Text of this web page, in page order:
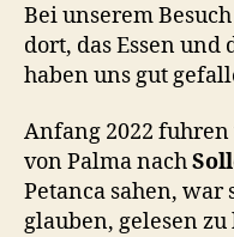
Bei unserem
dort, das Essen und
haben uns gut
Anfang 2022
von Palma nach
Petanca sahen, war
glauben, gelesen zu